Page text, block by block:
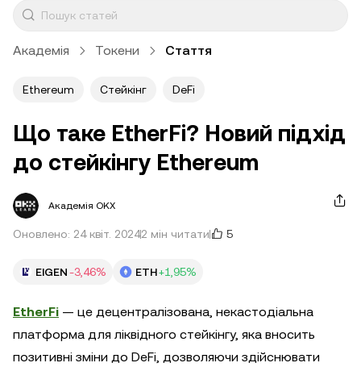
Академія Токени Стаття
Ethereum Стейкінг DeFi
Що таке EtherFi? Новий підхід
до стейкінгу Ethereum
Академія OKX
Оновлено: 24 квіт. 20242 мін читати 5
EIGEN-3,46% ETH+1,95%
EtherFi — це децентралізована, некастодіальна
платформа для ліквідного стейкінгу, яка вносить
позитивні зміни до DeFi, дозволяючи здійснювати